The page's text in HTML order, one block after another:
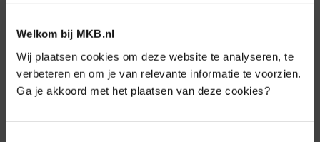
Welkom bij MKB.nl
Wij plaatsen cookies om deze website te analyseren, te
verbeteren en om je van relevante informatie te voorzien.
Ga je akkoord met het plaatsen van deze cookies?
Schrijf je in
Direct naar
Over ons